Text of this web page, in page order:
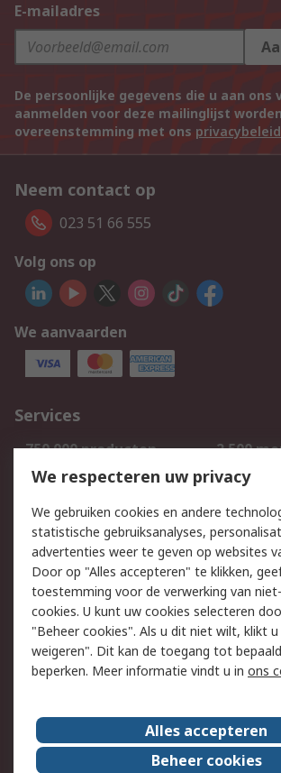
E-mailadres
De persoonlijke gegevens die u aan
aanmelden voor deze mailinglijst
overeenstemming met ons privacybeleid
Neem contact op
023 51 66 555
Volg ons op
We aanvaarden
Services
750.000 producten
2.500
Bestellen
Track & Trace
Wettelijk
Cookiebeleid
Email
Privacybeleid
Algemene
verkoopvoorwaarden
Over RS
RS Group
Over ons
We respecteren uw privacy
We gebruiken cookies en andere
statistische gebruiksanalyses,
advertenties weer te geven op websites
Door op "Alles accepteren" te klikken,
toestemming voor de verwerking van
cookies. U kunt uw cookies selecteren
"Beheer cookies". Als u dit niet wilt, klikt u
weigeren". Dit kan de toegang tot
beperken. Meer informatie vindt u in ons
Alles accepteren
Beheer cookies